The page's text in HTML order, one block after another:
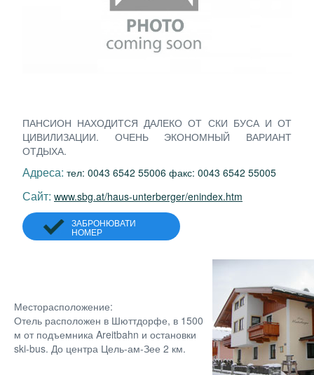
ПАНСИОН НАХОДИТСЯ ДАЛЕКО ОТ СКИ БУСА И ОТ
ЦИВИЛИЗАЦИИ. ОЧЕНЬ ЭКОНОМНЫЙ ВАРИАНТ
ОТДЫХА.
Адреса: тел: 0043 6542 55006 факс: 0043 6542 55005
Сайт: www.sbg.at/haus-unterberger/enindex.htm
ЗАБРОНЮВАТИ
НОМЕР
Месторасположение:
Отель расположен в Шюттдорфе, в 1500
м от подъемника Areitbahn и остановки
ski-bus. До центра Цель-ам-Зее 2 км.